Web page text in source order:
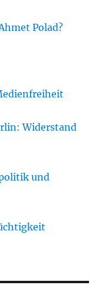
Polad?
Widerstand
und